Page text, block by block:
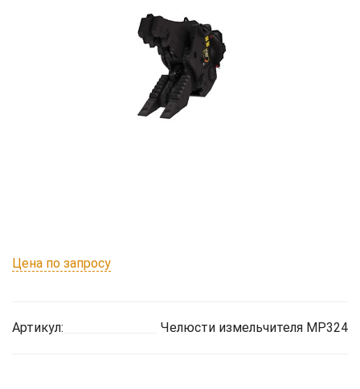
Цена по запросу
Артикул: Челюсти измельчителя MP324